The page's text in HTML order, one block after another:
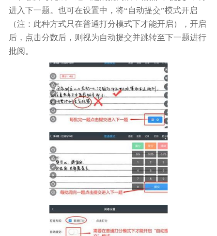
进入下一题。也可在设置中，将“自动提交”模式开启
（注：此种方式只在普通打分模式下才能开启），开启
后，点击分数后，则视为自动提交并跳转至下一题进行
批阅。